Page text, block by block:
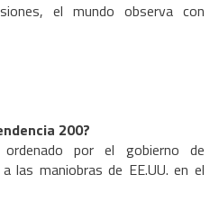
el mundo observa con
200?
por el gobierno de
las maniobras de EE.UU. en el